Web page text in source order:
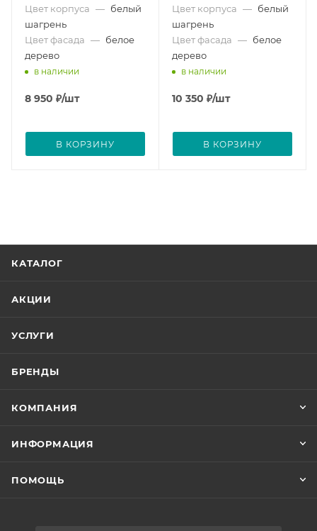
Цвет корпуса — белый
шагрень
Цвет фасада — белое
дерево
в наличии
8 950 ₽/шт
В КОРЗИНУ
Цвет корпуса — белый
шагрень
Цвет фасада — белое
дерево
в наличии
10 350 ₽/шт
В КОРЗИНУ
КАТАЛОГ
АКЦИИ
УСЛУГИ
БРЕНДЫ
КОМПАНИЯ
ИНФОРМАЦИЯ
ПОМОЩЬ